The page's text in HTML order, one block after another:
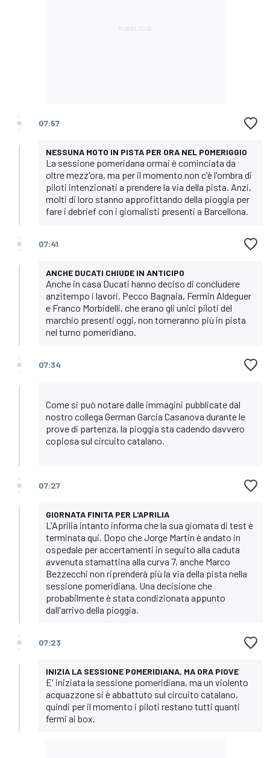
07:57
NESSUNA MOTO IN PISTA PER ORA NEL POMERIGGIO
La sessione pomeridana ormai è cominciata da
oltre mezz'ora, ma per il momento non c'è l'ombra di
piloti intenzionati a prendere la via della pista. Anzi,
molti di loro stanno approfittando della pioggia per
fare i debrief con i giornalisti presenti a Barcellona.
07:41
ANCHE DUCATI CHIUDE IN ANTICIPO
Anche in casa Ducati hanno deciso di concludere
anzitempo i lavori. Pecco Bagnaia, Fermin Aldeguer
e Franco Morbidelli, che erano gli unici piloti del
marchio presenti oggi, non torneranno più in pista
nel turno pomeridiano.
07:34
Come si può notare dalle immagini pubblicate dal
nostro collega German Garcia Casanova durante le
prove di partenza, la pioggia sta cadendo davvero
copiosa sul circuito catalano.
07:27
GIORNATA FINITA PER L'APRILIA
L'Aprilia intanto informa che la sua giornata di test è
terminata qui. Dopo che Jorge Martin è andato in
ospedale per accertamenti in seguito alla caduta
avvenuta stamattina alla curva 7, anche Marco
Bezzecchi non riprenderà più la via della pista nella
sessione pomeridiana. Una decisione che
probabilmente è stata condizionata appunto
dall'arrivo della pioggia.
07:23
INIZIA LA SESSIONE POMERIDIANA, MA ORA PIOVE
E' iniziata la sessione pomeridiana, ma un violento
acquazzone si è abbattuto sul circuito catalano,
quindi per il momento i piloti restano tutti quanti
fermi ai box.